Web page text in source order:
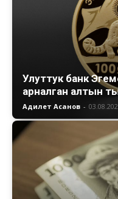
Улуттук банк
арналган алтын
Адилет Асанов -